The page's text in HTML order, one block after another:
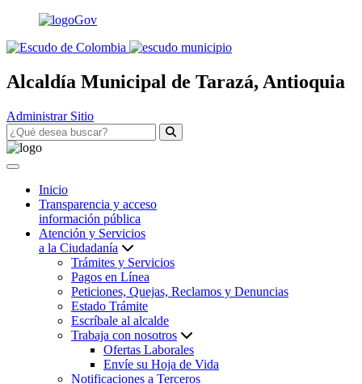
Alcaldía Municipal de Tarazá, Antioquia
Administrar Sitio
Inicio
Transparencia y acceso
información pública
Atención y Servicios
a la Ciudadanía
Trámites y Servicios
Pagos en Línea
Peticiones, Quejas, Reclamos y Denuncias
Estado Trámite
Escríbale al alcalde
Trabaja con nosotros
Ofertas Laborales
Envíe su Hoja de Vida
Notificaciones a Terceros